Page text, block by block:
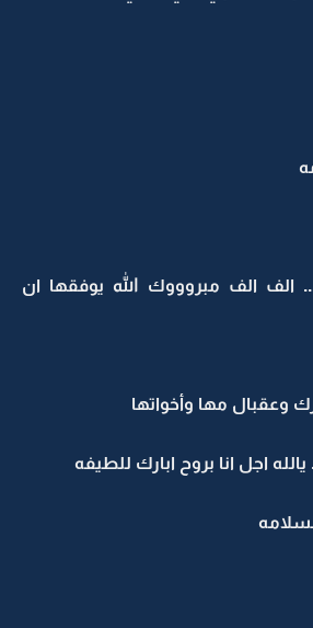
الف الف مبروووك الله يوفقها ان
وعقبال مها وأخواتها
اجل انا بروح ابارك للطيفه